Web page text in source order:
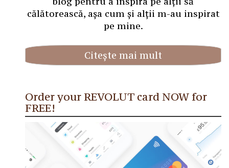
călătorească, așa cum și alții m-au inspirat
pe mine.
Citește mai mult
Order your REVOLUT card NOW for
FREE!